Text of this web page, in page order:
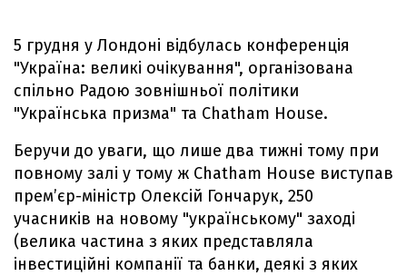
5 грудня у Лондоні відбулась конференція
"Україна: великі очікування", організована
спільно Радою зовнішньої політики
"Українська призма" та Chatham House.
Беручи до уваги, що лише два тижні тому при
повному залі у тому ж Chatham House виступав
прем’єр-міністр Олексій Гончарук, 250
учасників на новому "українському" заході
(велика частина з яких представляла
інвестиційні компанії та банки, деякі з яких